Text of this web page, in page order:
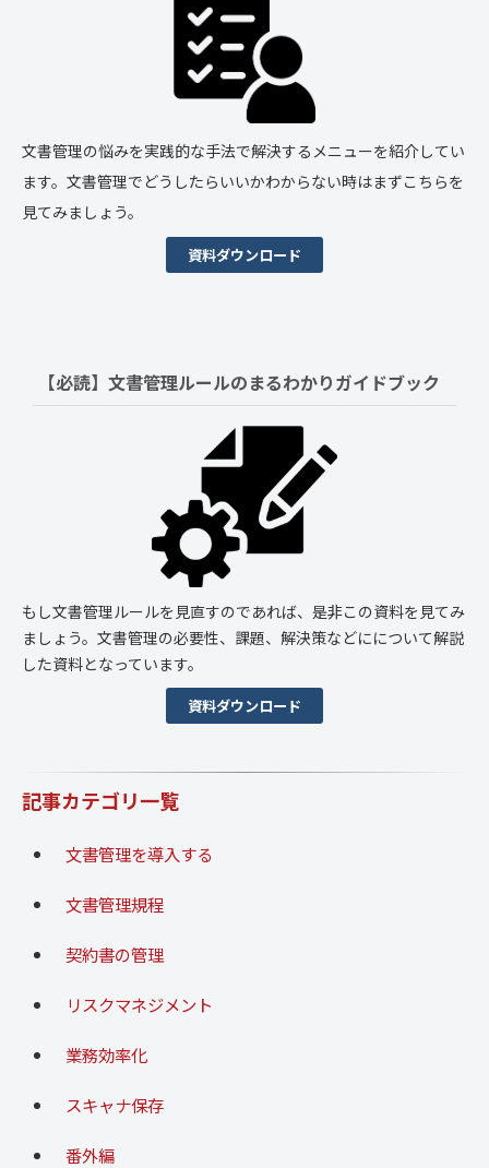
文書管理の悩みを実践的な手法で解決するメニューを紹介してい
ます。文書管理でどうしたらいいかわからない時はまずこちらを
見てみましょう。
資料ダウンロード
【必読】文書管理ルールのまるわかりガイドブック
もし文書管理ルールを見直すのであれば、是非この資料を見てみ
ましょう。文書管理の必要性、課題、解決策などにについて解説
した資料となっています。
資料ダウンロード
記事カテゴリ一覧
文書管理を導入する
文書管理規程
契約書の管理
リスクマネジメント
業務効率化
スキャナ保存
番外編